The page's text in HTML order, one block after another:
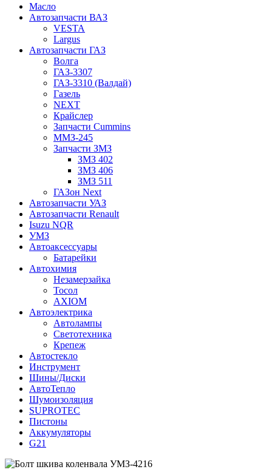
Масло
Автозапчасти ВАЗ
VESTA
Largus
Автозапчасти ГАЗ
Волга
ГАЗ-3307
ГАЗ-3310 (Валдай)
Газель
NEXT
Крайслер
Запчасти Cummins
ММЗ-245
Запчасти ЗМЗ
ЗМЗ 402
ЗМЗ 406
ЗМЗ 511
ГАЗон Next
Автозапчасти УАЗ
Автозапчасти Renault
Isuzu NQR
УМЗ
Автоаксессуары
Батарейки
Автохимия
Незамерзайка
Тосол
AXIOM
Автоэлектрика
Автолампы
Светотехника
Крепеж
Автостекло
Инструмент
Шины/Диски
АвтоТепло
Шумоизоляция
SUPROTEC
Пистоны
Аккумуляторы
G21